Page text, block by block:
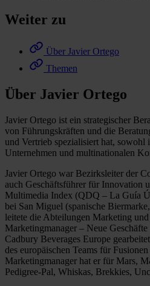
Weiter zu
Über Javier Ortego
Themen
Über Javier Ortego
Javier Ortego ist ein strategischer
von Führungskräften und die
und Vertrieb spezialisiert hat,
Unternehmen und multinationalen
Javier Ortego war Bezirksleiter der
auch Geschäftsführer für Innovation
Multimedia Index (QDQ – La Guía
bei San Miguel (spanische
leitete die Abteilungen Marketing
Marketingmanager – Neue
Cadbury Beverages Europe
des europäischen Teams für
Marketingmanager hat er für Mars,
Pedigree-Pal, Whiskas, Brekkies,